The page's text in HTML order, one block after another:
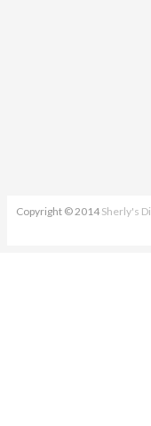
Copyright © 2014 Sherly's